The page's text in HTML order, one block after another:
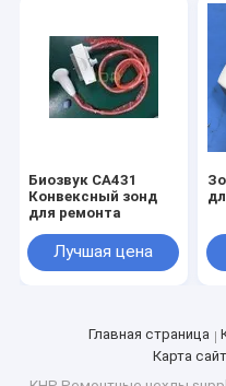
Биозвук CA431
Конвексный зонд
для ремонта
Лучшая цена
Главная страница
Карта